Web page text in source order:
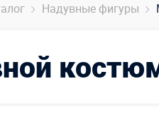
Надувные фигуры